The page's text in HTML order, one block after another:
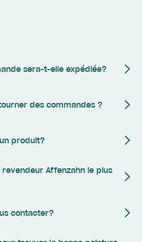
sera-t-elle expédiée?
des commandes ?
produit?
Affenzahn le plus
contacter?